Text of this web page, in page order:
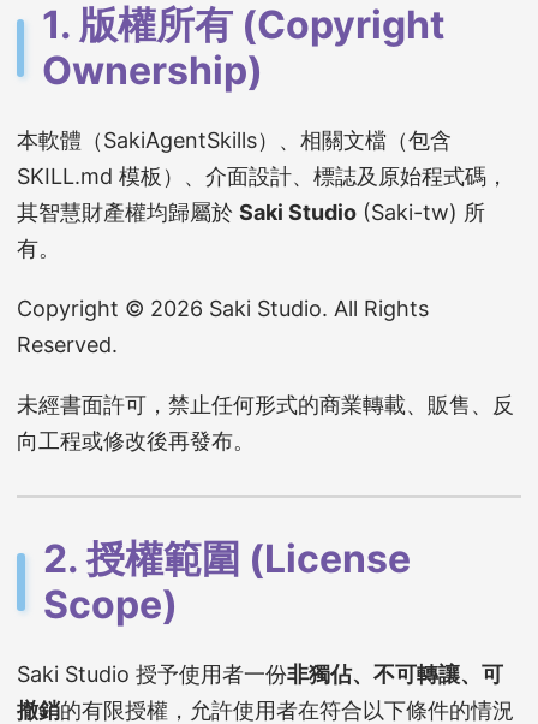
1. 版權所有 (Copyright
Ownership)
本軟體（SakiAgentSkills）、相關文檔（包含
SKILL.md 模板）、介面設計、標誌及原始程式碼，
其智慧財產權均歸屬於 Saki Studio (Saki-tw) 所
有。
Copyright © 2026 Saki Studio. All Rights
Reserved.
未經書面許可，禁止任何形式的商業轉載、販售、反
向工程或修改後再發布。
2. 授權範圍 (License
Scope)
Saki Studio 授予使用者一份非獨佔、不可轉讓、可
撤銷的有限授權，允許使用者在符合以下條件的情況